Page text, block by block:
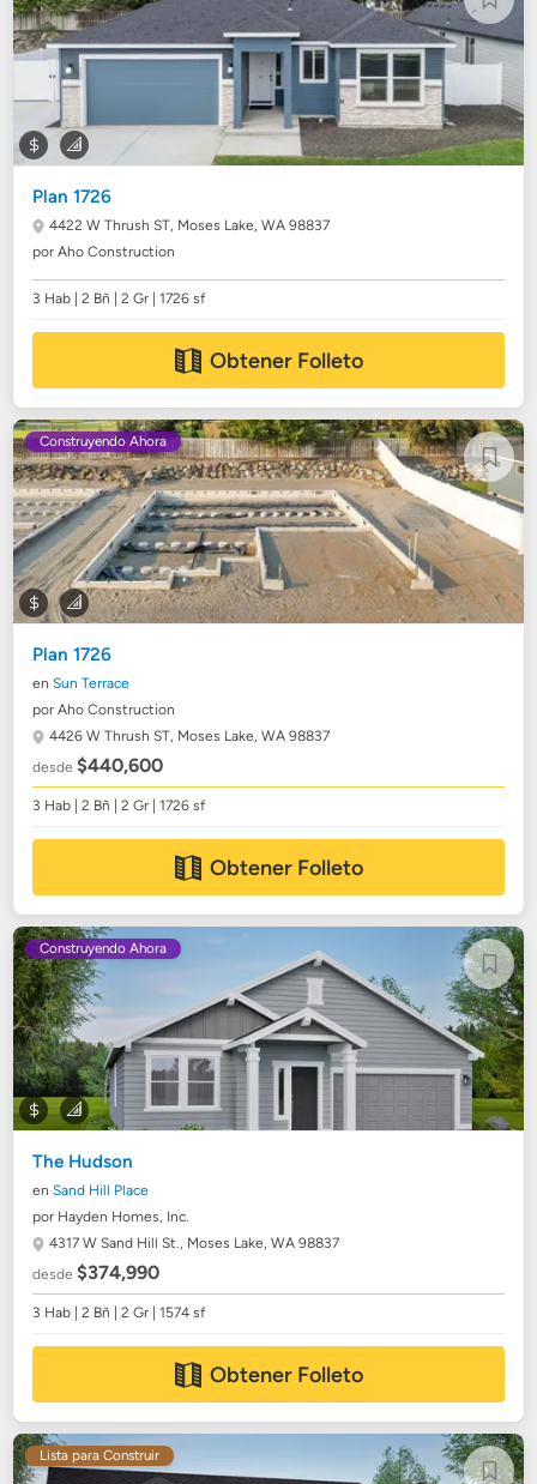
Plan 1726
4422 W Thrush ST, Moses Lake, WA 98837
por Aho Construction
3 Hab | 2 Bñ | 2 Gr | 1726 sf
Obtener Folleto
Construyendo Ahora
Plan 1726
enSun Terrace
por Aho Construction
4426 W Thrush ST, Moses Lake, WA 98837
desde$440,600
3 Hab | 2 Bñ | 2 Gr | 1726 sf
Obtener Folleto
Construyendo Ahora
The Hudson
enSand Hill Place
por Hayden Homes, Inc.
4317 W Sand Hill St., Moses Lake, WA 98837
desde$374,990
3 Hab | 2 Bñ | 2 Gr | 1574 sf
Obtener Folleto
Lista para Construir